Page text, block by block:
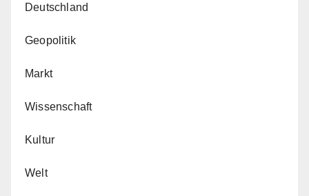
Deutschland
Geopolitik
Markt
Wissenschaft
Kultur
Welt